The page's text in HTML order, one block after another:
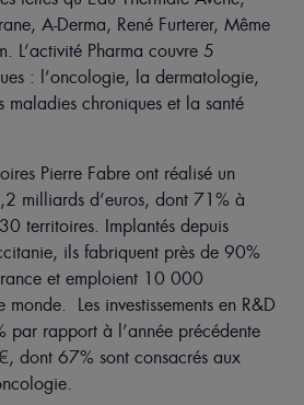
A-Derma, René Furterer, Même
L’activité Pharma couvre 5
: l’oncologie, la dermatologie,
maladies chroniques et la santé
Pierre Fabre ont réalisé un
milliards d’euros, dont 71% à
territoires. Implantés depuis
ils fabriquent près de 90%
et emploient 10 000
monde.
Les investissements en R&D
par rapport à l’année précédente
dont 67% sont consacrés aux